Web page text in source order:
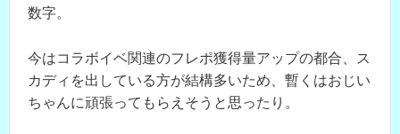
数字。
今はコラボイベ関連のフレポ獲得量アップの都合、ス
カディを出している方が結構多いため、暫くはおじい
ちゃんに頑張ってもらえそうと思ったり。